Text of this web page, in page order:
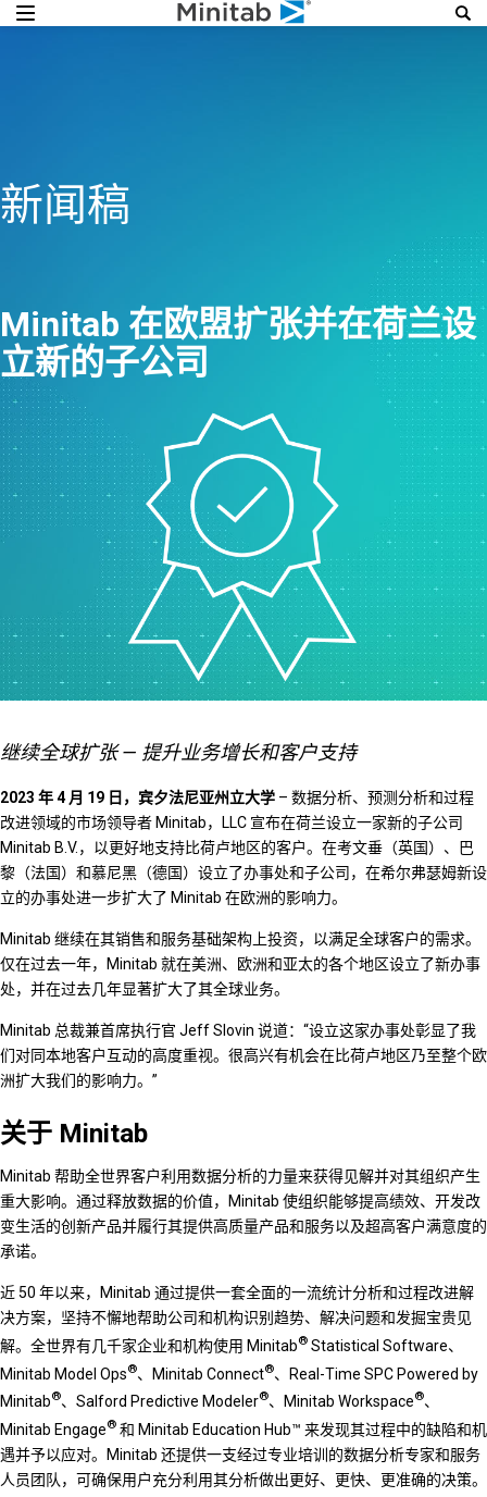
新闻稿
Minitab 在欧盟扩张并在荷兰设
立新的子公司
继续全球扩张 — 提升业务增长和客户支持
2023 年 4 月 19 日，宾夕法尼亚州立大学 – 数据分析、预测分析和过程
改进领域的市场领导者 Minitab，LLC 宣布在荷兰设立一家新的子公司
Minitab B.V.，以更好地支持比荷卢地区的客户。在考文垂（英国）、巴
黎（法国）和慕尼黑（德国）设立了办事处和子公司，在希尔弗瑟姆新设
立的办事处进一步扩大了 Minitab 在欧洲的影响力。
Minitab 继续在其销售和服务基础架构上投资，以满足全球客户的需求。
仅在过去一年，Minitab 就在美洲、欧洲和亚太的各个地区设立了新办事
处，并在过去几年显著扩大了其全球业务。
Minitab 总裁兼首席执行官 Jeff Slovin 说道：“设立这家办事处彰显了我
们对同本地客户互动的高度重视。很高兴有机会在比荷卢地区乃至整个欧
洲扩大我们的影响力。”
关于 Minitab
Minitab 帮助全世界客户利用数据分析的力量来获得见解并对其组织产生
重大影响。通过释放数据的价值，Minitab 使组织能够提高绩效、开发改
变生活的创新产品并履行其提供高质量产品和服务以及超高客户满意度的
承诺。
近 50 年以来，Minitab 通过提供一套全面的一流统计分析和过程改进解
决方案，坚持不懈地帮助公司和机构识别趋势、解决问题和发掘宝贵见
解。全世界有几千家企业和机构使用 Minitab® Statistical Software、
Minitab Model Ops®、Minitab Connect®、Real-Time SPC Powered by
Minitab®、Salford Predictive Modeler®、Minitab Workspace®、
Minitab Engage® 和 Minitab Education Hub™ 来发现其过程中的缺陷和机
遇并予以应对。Minitab 还提供一支经过专业培训的数据分析专家和服务
人员团队，可确保用户充分利用其分析做出更好、更快、更准确的决策。